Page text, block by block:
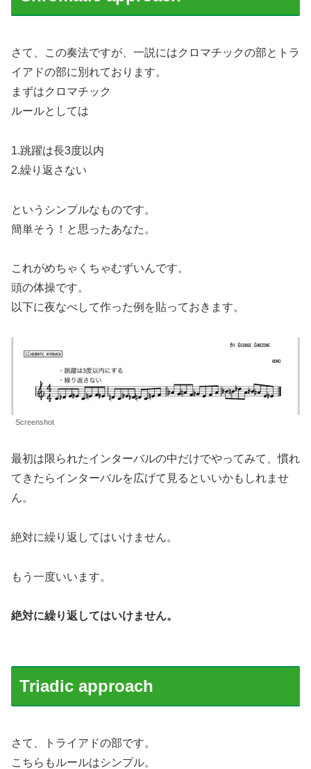
さて、この奏法ですが、一説にはクロマチックの部とトラ
イアドの部に別れております。
まずはクロマチック
ルールとしては
1.跳躍は長3度以内
2.繰り返さない
というシンプルなものです。
簡単そう！と思ったあなた。
これがめちゃくちゃむずいんです。
頭の体操です。
以下に夜なべして作った例を貼っておきます。
Screenshot
最初は限られたインターバルの中だけでやってみて、慣れ
てきたらインターバルを広げて見るといいかもしれませ
ん。
絶対に繰り返してはいけません。
もう一度いいます。
絶対に繰り返してはいけません。
Triadic approach
さて、トライアドの部です。
こちらもルールはシンプル。